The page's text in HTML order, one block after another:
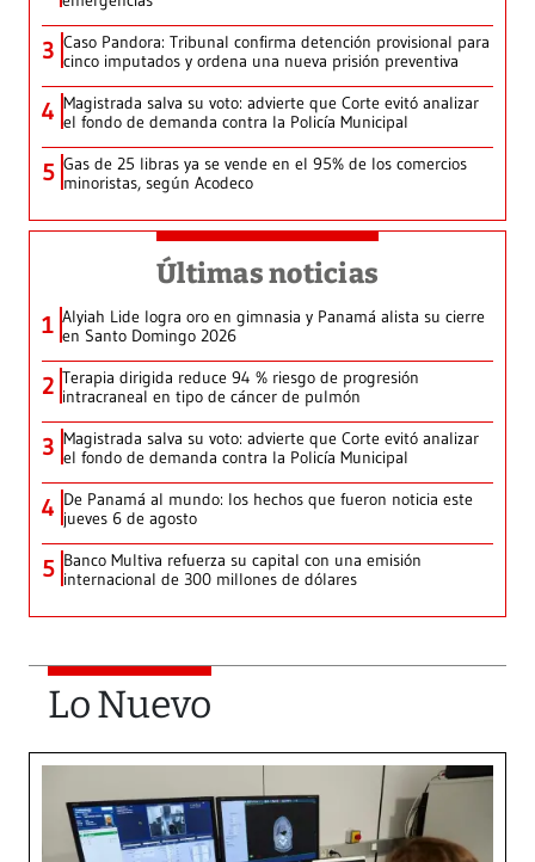
3 Caso Pandora: Tribunal confirma detención provisional para
cinco imputados y ordena una nueva prisión preventiva
4 Magistrada salva su voto: advierte que Corte evitó analizar
el fondo de demanda contra la Policía Municipal
5 Gas de 25 libras ya se vende en el 95% de los comercios
minoristas, según Acodeco
Últimas noticias
1 Alyiah Lide logra oro en gimnasia y Panamá alista su cierre
en Santo Domingo 2026
2 Terapia dirigida reduce 94 % riesgo de progresión
intracraneal en tipo de cáncer de pulmón
3 Magistrada salva su voto: advierte que Corte evitó analizar
el fondo de demanda contra la Policía Municipal
4 De Panamá al mundo: los hechos que fueron noticia este
jueves 6 de agosto
5 Banco Multiva refuerza su capital con una emisión
internacional de 300 millones de dólares
Lo Nuevo